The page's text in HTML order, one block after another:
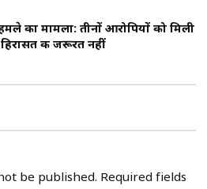
का मामला: तीनों आरोपियों को मिली
की जरूरत नहीं
be published. Required fields